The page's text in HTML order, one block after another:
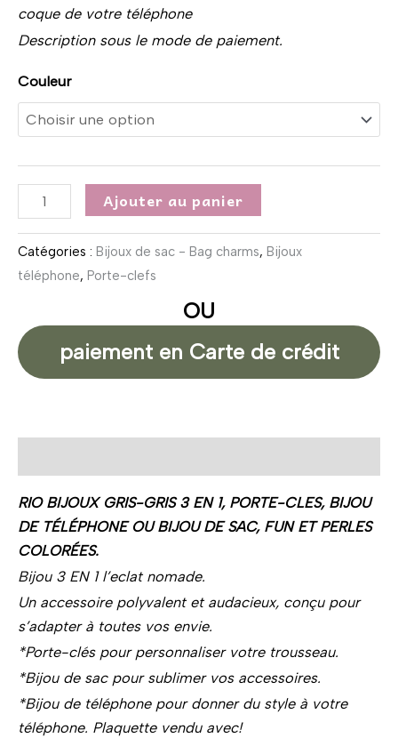
coque de votre téléphone
Description sous le mode de paiement.
Couleur
Ajouter au panier
Catégories : Bijoux de sac - Bag charms, Bijoux
téléphone, Porte-clefs
OU
paiement en Carte de crédit
RIO BIJOUX GRIS-GRIS 3 EN 1, PORTE-CLES, BIJOU
DE TÉLÉPHONE OU BIJOU DE SAC, FUN ET PERLES
COLORÉES.
Bijou 3 EN 1 l’eclat nomade.
Un accessoire polyvalent et audacieux, conçu pour
s’adapter à toutes vos envie.
*Porte-clés pour personnaliser votre trousseau.
*Bijou de sac pour sublimer vos accessoires.
*Bijou de téléphone pour donner du style à votre
téléphone. Plaquette vendu avec!